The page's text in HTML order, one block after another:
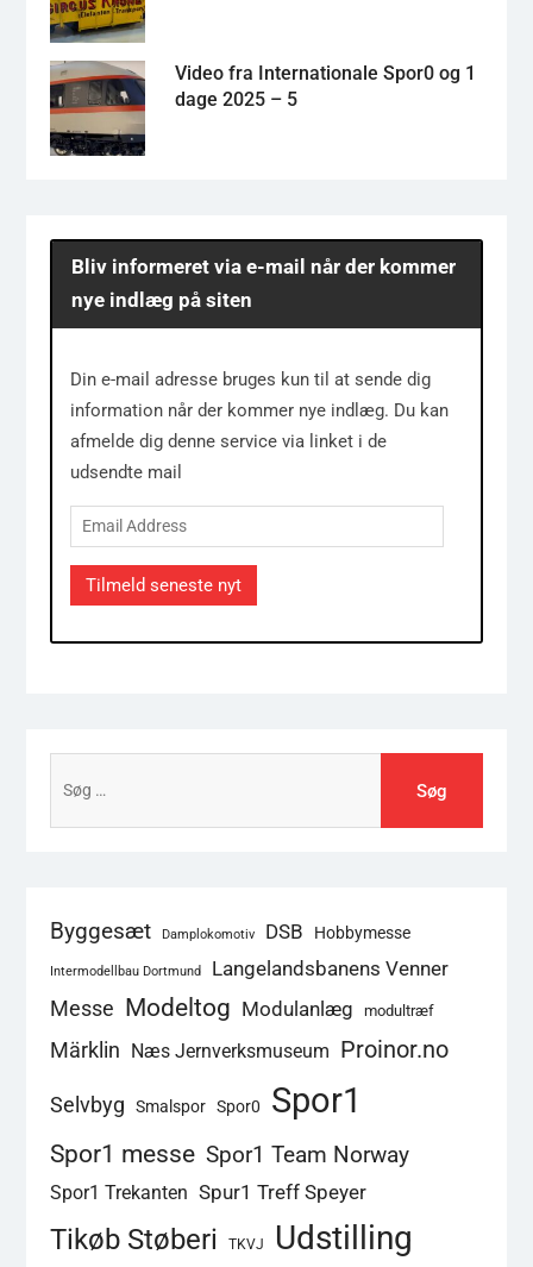
Video fra Internationale Spor0 og 1
dage 2025 – 5
Bliv informeret via e-mail når der kommer
nye indlæg på siten
Din e-mail adresse bruges kun til at sende dig
information når der kommer nye indlæg. Du kan
afmelde dig denne service via linket i de
udsendte mail
Email
Address
Tilmeld seneste nyt
efter:
Byggesæt Damplokomotiv DSB Hobbymesse
Intermodellbau Dortmund
Langelandsbanens Venner
Messe Modeltog Modulanlæg modultræf
Märklin Næs Jernverksmuseum Proinor.no
Selvbyg Smalspor Spor0 Spor1
Spor1 messe Spor1 Team Norway
Spor1 Trekanten Spur1 Treff Speyer
Tikøb Støberi TKVJ Udstilling